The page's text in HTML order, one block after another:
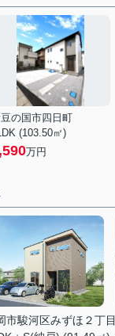
の国市四日町
(103.50㎡)
万円
市駿河区みずほ２丁目